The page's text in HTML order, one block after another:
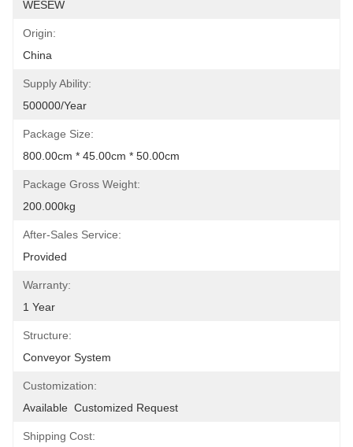
WESEW
Origin:
China
Supply Ability:
500000/Year
Package Size:
800.00cm * 45.00cm * 50.00cm
Package Gross Weight:
200.000kg
After-Sales Service:
Provided
Warranty:
1 Year
Structure:
Conveyor System
Customization:
Available  Customized Request
Shipping Cost: